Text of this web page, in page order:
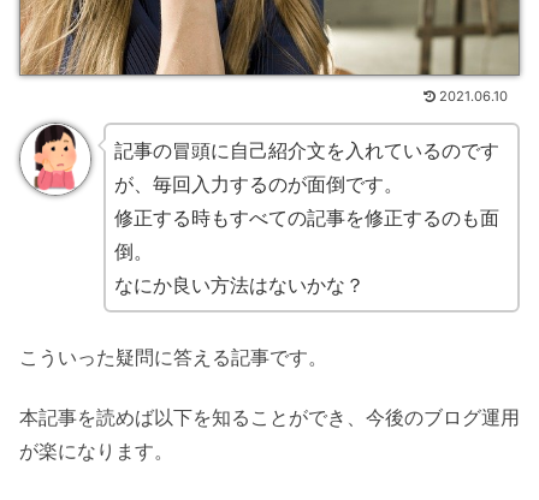
2021.06.10
記事の冒頭に自己紹介文を入れているのです
が、毎回入力するのが面倒です。
修正する時もすべての記事を修正するのも面
倒。
なにか良い方法はないかな？
こういった疑問に答える記事です。
本記事を読めば以下を知ることができ、今後のブログ運用
が楽になります。